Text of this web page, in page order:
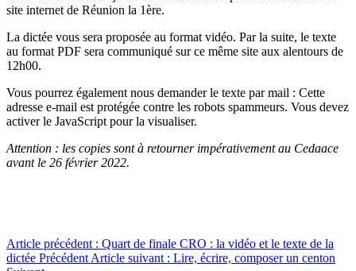
site internet de Réunion la 1ère.
La dictée vous sera proposée au format vidéo. Par la suite, le texte
au format PDF sera communiqué sur ce même site aux alentours de
12h00.
Vous pourrez également nous demander le texte par mail : Cette
adresse e-mail est protégée contre les robots spammeurs. Vous devez
activer le JavaScript pour la visualiser.
Attention : les copies sont à retourner impérativement au Cedaace
avant le 26 février 2022.
Article précédent : Quart de finale CRO : la vidéo et le texte de la
dictée Précédent Article suivant : Lire, écrire, composer un centon